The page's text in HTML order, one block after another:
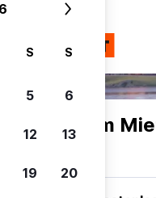
um
S S
5 6
12 13
19 20